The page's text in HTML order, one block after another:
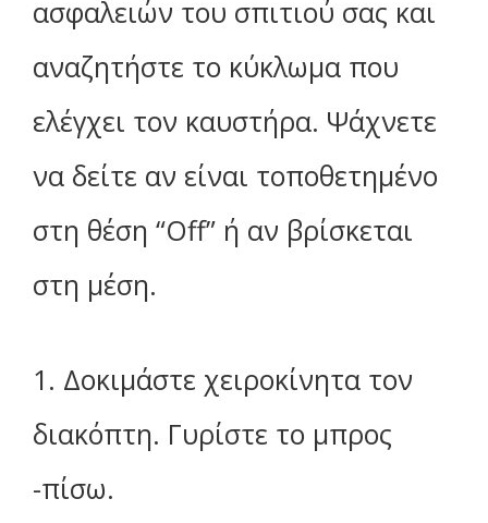
ασφαλειών του σπιτιού σας και
αναζητήστε το κύκλωμα που
ελέγχει τον καυστήρα. Ψάχνετε
να δείτε αν είναι τοποθετημένο
στη θέση “Off” ή αν βρίσκεται
στη μέση.
1. Δοκιμάστε χειροκίνητα τον
διακόπτη. Γυρίστε το μπρος
-πίσω.